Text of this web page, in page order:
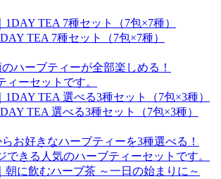
TEA 7種セット（7包×7種）
ハーブティーが全部楽しめる！
ィーセットです。
TEA 選べる3種セット（7包×3種）
お好きなハーブティーを3種選べる！
できる人気のハーブティーセットです。